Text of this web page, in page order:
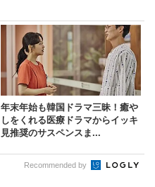
年末年始も韓国ドラマ三昧！癒や
しをくれる医療ドラマからイッキ
見推奨のサスペンスま...
Recommended by